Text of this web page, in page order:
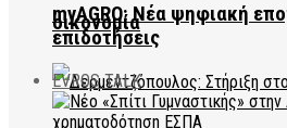
οικονομία
myAGRO: Νέα ψηφιακή
επιδοτήσεις
EVROS TALK